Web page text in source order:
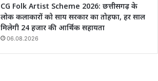
CG Folk Artist Scheme 2026: छत्तीसगढ़ के
लोक कलाकारों को साय सरकार का तोहफा, हर साल
मिलेगी 24 हजार की आर्थिक सहायता
06.08.2026